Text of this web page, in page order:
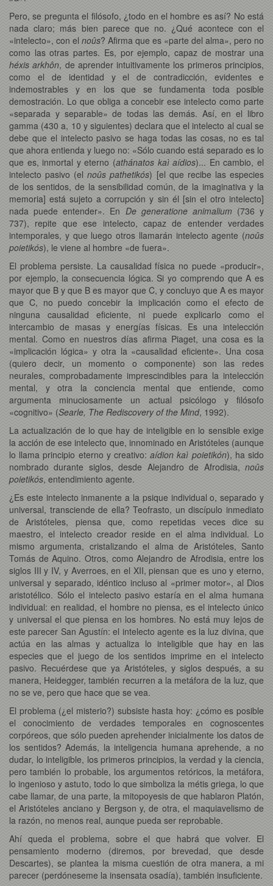
Pero, se pregunta el filósofo, ¿todo en el hombre es así? No está
nada claro; más bien parece que no. ¿Qué acontece con el
«intelecto», con el noûs? Afirma que es «parte del alma», pero no
como las otras partes. Es, por ejemplo, capaz de mostrar una
héxis arkhôn, de aprender intuitivamente los primeros principios,
como el de identidad y el de contradicción, evidentes e
indemostrables y en los que se fundamenta toda posible
demostración. Lo que obliga a concebir ese intelecto como parte
«separada y separable» de todas las demás. Así, en el libro
gamma (430 a, 10 y siguientes) declara que el intelecto al cual se
debe que el intelecto pasivo se haga todas las cosas, no es tal
que ahora entienda y luego no: «Sólo cuando está separado es lo
que es, inmortal y eterno (athánatos kaì aídios)... En cambio, el
intelecto pasivo (elnoûs pathetikós) [el que recibe las especies
de los sentidos, de la sensibilidad común, de la imaginativa y la
memoria] está sujeto a corrupción y sin él [sin el otro intelecto]
nada puede entender». En De generatione animalium(736 y
737), repite que ese intelecto, capaz de entender verdades
intemporales, y que luego otros llamarán intelecto agente (noûs
poietikós), le viene al hombre «de fuera».
El problema persiste. La causalidad física no puede «producir»,
por ejemplo, la consecuencia lógica. Si yo comprendo que A es
mayor que B y que B es mayor que C, y concluyo que A es mayor
que C, no puedo concebir la implicación como el efecto de
ninguna causalidad eficiente, ni puede explicarlo como el
intercambio de masas y energías físicas. Es una intelección
mental. Como en nuestros días afirma Piaget, una cosa es la
«implicación lógica» y otra la «causalidad eficiente». Una cosa
(quiero decir, un momento o componente) son las redes
neurales, comprobadamente imprescindibles para la intelección
mental, y otra la conciencia mental que entiende, como
argumenta minuciosamente un actual psicólogo y filósofo
«cognitivo» (Searle, The Rediscovery of the Mind, 1992).
La actualización de lo que hay de inteligible en lo sensible exige
la acción de ese intelecto que, innominado en Aristóteles (aunque
lo llama principio eterno y creativo: aídion kaì poietikón), ha sido
nombrado durante siglos, desde Alejandro de Afrodisia, noûs
poietikós, entendimiento agente.
¿Es este intelecto inmanente a la psique individual o, separado y
universal, transciende de ella? Teofrasto, un discípulo inmediato
de Aristóteles, piensa que, como repetidas veces dice su
maestro, el intelecto creador reside en el alma individual. Lo
mismo argumenta, cristalizando el alma de Aristóteles, Santo
Tomás de Aquino. Otros, como Alejandro de Afrodisia, entre los
siglos III y IV, y Averroes, en el XII, piensan que es uno y eterno,
universal y separado, idéntico incluso al «primer motor», al Dios
aristotélico. Sólo el intelecto pasivo estaría en el alma humana
individual: en realidad, el hombre no piensa, es el intelecto único
y universal el que piensa en los hombres. No está muy lejos de
este parecer San Agustín: el intelecto agente es la luz divina, que
actúa en las almas y actualiza lo inteligible que hay en las
especies que el juego de los sentidos imprime en el intelecto
pasivo. Recuérdese que ya Aristóteles, y siglos después, a su
manera, Heidegger, también recurren a la metáfora de la luz, que
no se ve, pero que hace que se vea.
El problema (¿el misterio?) subsiste hasta hoy: ¿cómo es posible
el conocimiento de verdades temporales en cognoscentes
corpóreos, que sólo pueden aprehender inicialmente los datos de
los sentidos? Además, la inteligencia humana aprehende, a no
dudar, lo inteligible, los primeros principios, la verdad y la ciencia,
pero también lo probable, los argumentos retóricos, la metáfora,
lo ingenioso y astuto, todo lo que simboliza la métis griega, lo que
cabe llamar, de una parte, la mitopoyesis de que hablaron Platón,
el Aristóteles anciano y Bergson y, de otra, el maquiavelismo de
la razón, no menos real, aunque pueda ser reprobable.
Ahí queda el problema, sobre el que habrá que volver. El
pensamiento moderno (diremos, por brevedad, que desde
Descartes), se plantea la misma cuestión de otra manera, a mi
parecer (perdóneseme la insensata osadía), también insuficiente.